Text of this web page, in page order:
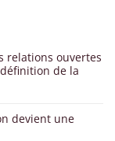
relations ouvertes
de la
devient une